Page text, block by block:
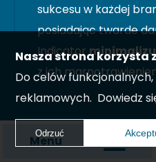
sukcesu w każdej
posiadając twarde
Indicator
z ich
Menu
Nasza strona korzysta
Do celów
reklamowych. Dowiedz
Odrzuć